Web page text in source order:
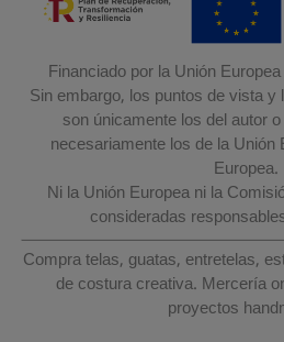
Financiado por la Unión
Sin embargo, los puntos de vista
son únicamente los del autor
necesariamente los de la Unión
Europea.
Ni la Unión Europea ni la
consideradas
Compra telas, guatas, entretelas,
de costura creativa. Mercería
proyectos